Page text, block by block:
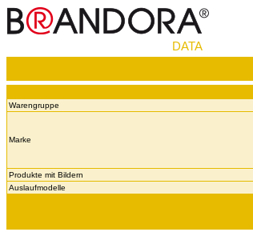
DATA
Warengruppe
Marke
Produkte mit Bildern
Auslaufmodelle